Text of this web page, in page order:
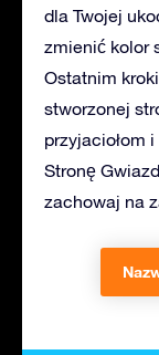
dla Twojej
zmienić kolor
Ostatnim
stworzonej
przyjaciołom
Stronę
zachowaj na